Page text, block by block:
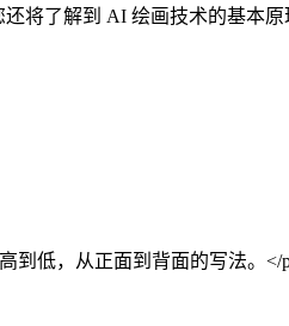
将了解到 AI 绘画技术的基本
低，从正面到背面的写法。</